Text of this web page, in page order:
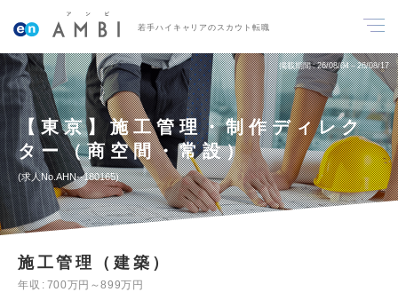
若手ハイキャリアのスカウト転職
掲載期間 26/08/04～26/08/17
【東京】施工管理・制作ディレク
ター（商空間・常設）
求人No.AHN--180165
施工管理（建築）
年収 700万円～899万円